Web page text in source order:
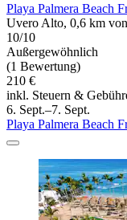
Playa Palmera Beach
Uvero Alto, 0,6 km
10/10
Außergewöhnlich
(1 Bewertung)
210 €
inkl. Steuern &
6. Sept.–7. Sept.
Playa Palmera Beach